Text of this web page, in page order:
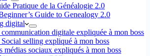
Pratique de la Généalogie 2.0
Guide to Genealogy 2.0
digital
digitale expliquée à mon boss
selling expliqué à mon boss
médias sociaux expliqués à mon boss